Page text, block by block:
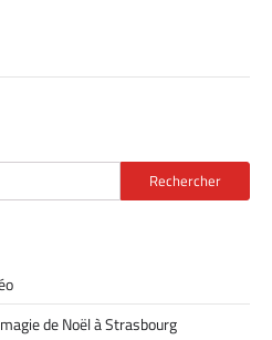
Rechercher
de Noël à Strasbourg